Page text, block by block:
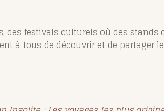
des festivals culturels où des stands
à tous de découvrir et de partager